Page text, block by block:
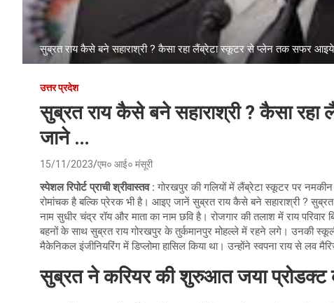
सुब्रत राय कैसे बने सहाराश्री ? कैसा रहा लैंब्रेटा स्कूटर से प्लेन तक सफर
उत्तर प्रदेश
सुब्रत राय कैसे बने सहाराश्री ? कैसा
जाने …
15/11/2023 एम० आई० मंसूरी
स्पेशल रिपोर्ट प्राची श्रीवास्तव : गोरखपुर की गलियों में लैंब्रेटा स्कूटर पर
रोमांचक है बल्कि प्रेरक भी है। आइए जानें सुब्रत राय कैसे बने सहाराश्री ?
नाम सुधीर चंद्र रॉय और माता का नाम छवि है। रोजगार की तलाश में राय
बहनों के साथ सुब्रत राय गोरखपुर के तुर्कमानपुर मोहल्ले में रहने लगे। उनकी
मैकेनिकल इंजीनियरिंग में डिप्लोमा हासिल किया था। उन्होंने स्वपना राय से लव
सुब्रत ने करियर की शुरुआत जया